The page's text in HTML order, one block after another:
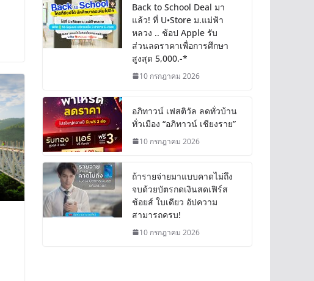
Back to School Deal มา
แล้ว! ที่ U•Store ม.แม่ฟ้า
หลวง .. ช้อป Apple รับ
ส่วนลดราคาเพื่อการศึกษา
สูงสุด 5,000.-*
10 กรกฎาคม 2026
อภิทาวน์ เฟสติวัล ลดทั่วบ้าน
ทั่วเมือง “อภิทาวน์ เชียงราย”
10 กรกฎาคม 2026
ถ้ารายจ่ายมาแบบคาดไม่ถึง
จบด้วยบัตรกดเงินสดเฟิร์ส
ช้อยส์ ใบเดียว อัปความ
สามารถครบ!
10 กรกฎาคม 2026